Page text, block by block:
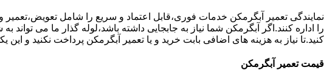
نمایندگی تعمیر آبگرمکن خدمات فوری،قابل اعتماد و سریع را شامل
را اداره کنند.اگر آبگرمکن شما نیاز به جابجایی داشته باشد،لوله گذار ما می
کنید.تا نیاز به هزینه های اضافی بابت خرید و یا تعمیر آبگرمکن پرداخت نکنید و
قیمت تعمیر آبگرمکن